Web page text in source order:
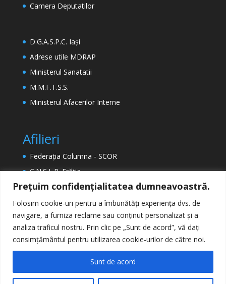
Prețuim confidențialitatea dumneavoastră.
Folosim cookie-uri pentru a îmbunătăți experiența dvs. de
navigare, a furniza reclame sau conținut personalizat și a
analiza traficul nostru. Prin clic pe „Sunt de acord”, vă dați
consimțământul pentru utilizarea cookie-urilor de către noi.
Sunt de acord
Camera Deputatilor
D.G.A.S.P.C. Iași
Adrese utile MDRAP
Ministerul Sanatatii
M.M.F.T.S.S.
Ministerul Afacerilor Interne
Afilieri
Federația Columna - SCOR
C.N.S.L.R. Frăția
ETUC (Confederația Europeană a Sindicatelor)
EPSU (Federația Europeană a Sindicatelor din
Sectorul Public)